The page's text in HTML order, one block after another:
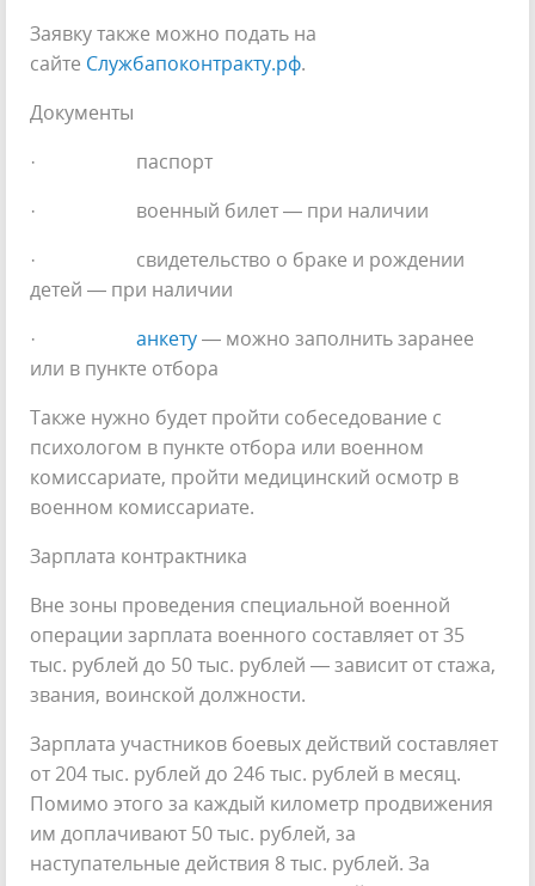
Заявку также можно подать на
сайте Службапоконтракту.рф.
Документы
· паспорт
· военный билет — при наличии
· свидетельство о браке и рождении
детей — при наличии
· анкету— можно заполнить заранее
или в пункте отбора
Также нужно будет пройти собеседование с
психологом в пункте отбора или военном
комиссариате, пройти медицинский осмотр в
военном комиссариате.
Зарплата контрактника
Вне зоны проведения специальной военной
операции зарплата военного составляет от 35
тыс. рублей до 50 тыс. рублей — зависит от стажа,
звания, воинской должности.
Зарплата участников боевых действий составляет
от 204 тыс. рублей до 246 тыс. рублей в месяц.
Помимо этого за каждый километр продвижения
им доплачивают 50 тыс. рублей, за
наступательные действия 8 тыс. рублей. За